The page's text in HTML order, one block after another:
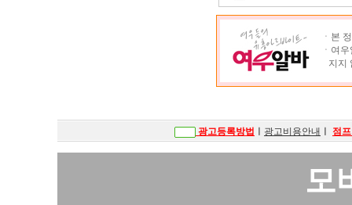
ㆍ본
ㆍ여
지지
광고등록방법 광고비용안내 점
모